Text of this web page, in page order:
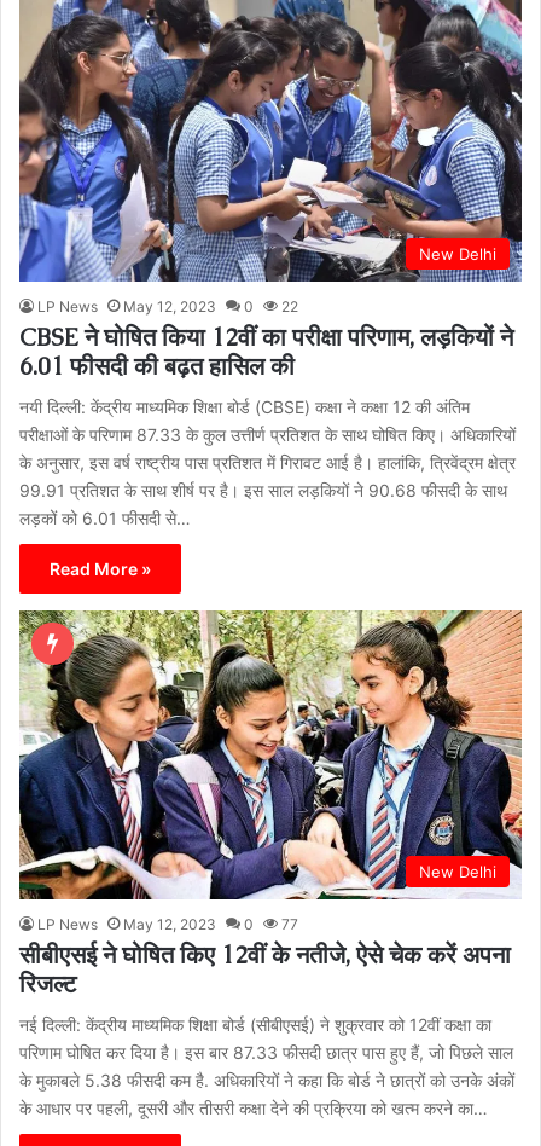
New Delhi
LP News May 12, 2023 0 22
CBSE ने घोषित किया 12वीं का परीक्षा परिणाम, लड़कियों ने
6.01 फीसदी की बढ़त हासिल की
नयी दिल्ली: केंद्रीय माध्यमिक शिक्षा बोर्ड (CBSE) कक्षा ने कक्षा 12 की अंतिम
परीक्षाओं के परिणाम 87.33 के कुल उत्तीर्ण प्रतिशत के साथ घोषित किए। अधिकारियों
के अनुसार, इस वर्ष राष्ट्रीय पास प्रतिशत में गिरावट आई है। हालांकि, त्रिवेंद्रम क्षेत्र
99.91 प्रतिशत के साथ शीर्ष पर है। इस साल लड़कियों ने 90.68 फीसदी के साथ
लड़कों को 6.01 फीसदी से…
Read More »
New Delhi
LP News May 12, 2023 0 77
सीबीएसई ने घोषित किए 12वीं के नतीजे, ऐसे चेक करें अपना
रिजल्ट
नई दिल्ली: केंद्रीय माध्यमिक शिक्षा बोर्ड (सीबीएसई) ने शुक्रवार को 12वीं कक्षा का
परिणाम घोषित कर दिया है। इस बार 87.33 फीसदी छात्र पास हुए हैं, जो पिछले साल
के मुकाबले 5.38 फीसदी कम है. अधिकारियों ने कहा कि बोर्ड ने छात्रों को उनके अंकों
के आधार पर पहली, दूसरी और तीसरी कक्षा देने की प्रक्रिया को खत्म करने का…